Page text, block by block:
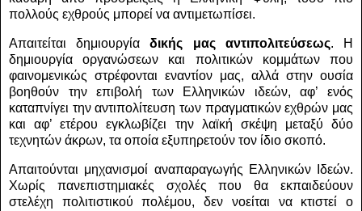
πολλούς εχθρούς μπορεί να αντιμετωπίσει.
Απαιτείται δημιουργίαδικής μας αντιπολιτεύσεως. Η
δημιουργία οργανώσεων και πολιτικών κομμάτων που
φαινομενικώς στρέφονται εναντίον μας, αλλά στην ουσία
βοηθούν την επιβολή των Ελληνικών ιδεών, αφ’ ενός
καταπνίγει την αντιπολίτευση των πραγματικών εχθρών μας
και αφ’ ετέρου εγκλωβίζει την λαϊκή σκέψη μεταξύ δύο
τεχνητών άκρων, τα οποία εξυπηρετούν τον ίδιο σκοπό.
Απαιτούνται μηχανισμοί αναπαραγωγής Ελληνικών Ιδεών.
Χωρίς πανεπιστημιακές σχολές που θα εκπαιδεύουν
στελέχη πολιτιστικού πολέμου, δεν νοείται να κτιστεί ο